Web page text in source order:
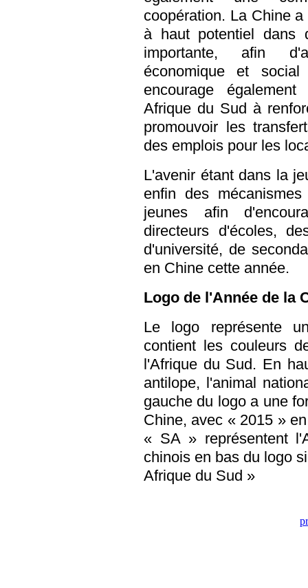
coopération. La Chine
à haut potentiel dans
importante, afin
économique et
encourage
Afrique du Sud à
promouvoir les
des emplois pour les
L'avenir étant dans la
enfin des
jeunes afin
directeurs d'écoles,
d'université, de
en Chine cette année.
Logo de l'Année de la
Le logo représente
contient les couleurs
l'Afrique du Sud. En
antilope, l'animal
gauche du logo a une
Chine, avec « 2015 »
« SA » représentent
chinois en bas du logo
Afrique du Sud »